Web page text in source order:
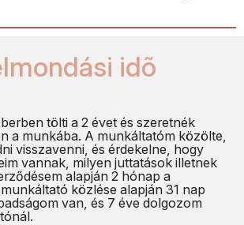
idõ
tölti a 2 évet és szeretnék
a munkába. A munkáltatóm közölte,
visszavenni, és érdekelne, hogy
vannak, milyen juttatások illetnek
alapján 2 hónap a
közlése alapján 31 nap
van, és 7 éve dolgozom